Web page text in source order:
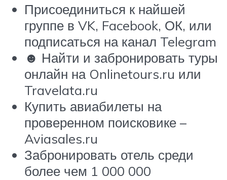
Присоединиться к найшей
группе в VK, Facebook, ОК, или
подписаться на канал Telegram
☻ Найти и забронировать туры
онлайн на Onlinetours.ru или
Travelata.ru
Купить авиабилеты на
проверенном поисковике –
Aviasales.ru
Забронировать отель среди
более чем 1 000 000